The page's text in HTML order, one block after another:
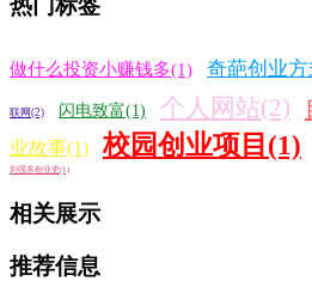
热门标签
做什么投资小赚钱多(1) 奇葩创业
联网(2) 闪电致富(1) 个人网站(2)
业故事(1) 校园创业项目(1)
刘强东创业史(1)
相关展示
推荐信息